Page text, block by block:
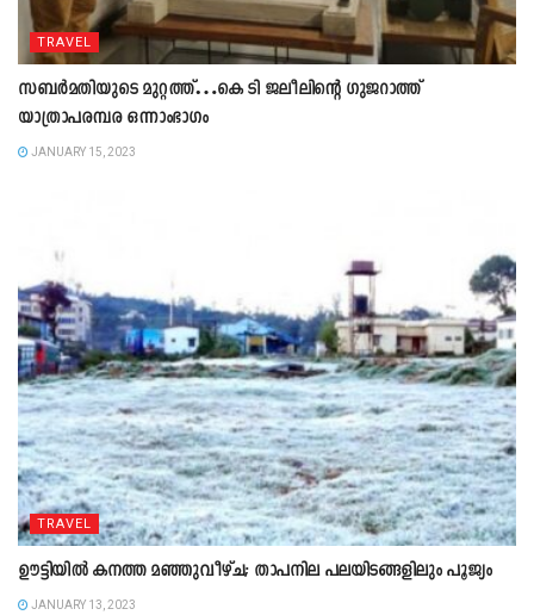
TRAVEL
സബർമതിയുടെ മുറ്റത്ത്…കെ ടി ജലീലിന്റെ ഗുജറാത്ത്‌
യാത്രാപരമ്പര ഒന്നാംഭാഗം
JANUARY 15, 2023
TRAVEL
ഊട്ടിയിൽ കനത്ത മഞ്ഞുവീഴ്‌ച; താപനില പലയിടങ്ങളിലും പൂജ്യം
JANUARY 13, 2023